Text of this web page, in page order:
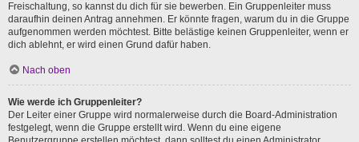
Freischaltung, so kannst du dich für sie bewerben. Ein Gruppenleiter muss
daraufhin deinen Antrag annehmen. Er könnte fragen, warum du in die Gruppe
aufgenommen werden möchtest. Bitte belästige keinen Gruppenleiter, wenn er
dich ablehnt, er wird einen Grund dafür haben.
Nach oben
Wie werde ich Gruppenleiter?
Der Leiter einer Gruppe wird normalerweise durch die Board-Administration
festgelegt, wenn die Gruppe erstellt wird. Wenn du eine eigene